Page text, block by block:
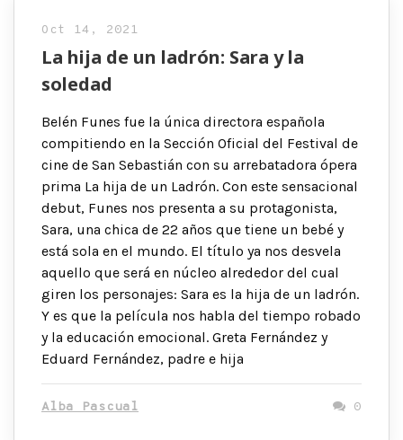
Oct 14, 2021
La hija de un ladrón: Sara y la
soledad
Belén Funes fue la única directora española
compitiendo en la Sección Oficial del Festival de
cine de San Sebastián con su arrebatadora ópera
prima La hija de un Ladrón. Con este sensacional
debut, Funes nos presenta a su protagonista,
Sara, una chica de 22 años que tiene un bebé y
está sola en el mundo. El título ya nos desvela
aquello que será en núcleo alrededor del cual
giren los personajes: Sara es la hija de un ladrón.
Y es que la película nos habla del tiempo robado
y la educación emocional. Greta Fernández y
Eduard Fernández, padre e hija
Alba Pascual 0